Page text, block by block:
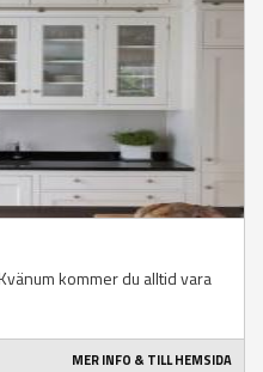
kommer du alltid vara
MER INFO & TILL HEMSIDA